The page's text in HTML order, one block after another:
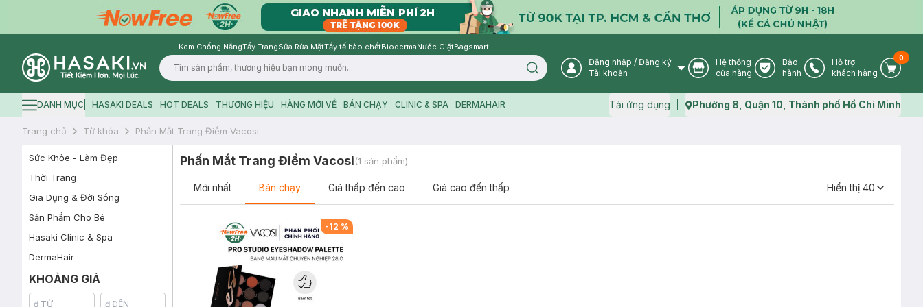
Kem Chống NắngTẩy TrangSữa Rửa MặtTẩy tế bào chếtBiodermaNước GiặtBagsmart
Logo
Search icon User Icon
Đăng nhập / Đăng ký
Tài khoản
Store Icon
Hệ thống
cửa hàng
Warranty Icon
Bảo
hành
Phone Icon
Hỗ trợ
khách hàng
Cart
0
Hamburger icon
DANH MỤC HASAKI DEALS HOT DEALS THƯƠNG HIỆU HÀNG MỚI VỀ BÁN CHẠY CLINIC & SPA DERMAHAIR Tải ứng dụng Map icon
Phường 8, Quận 10, Thành phố Hồ Chí Minh
Trang chủ Từ khóa Phấn Mắt Trang Điểm Vacosi
Sức Khỏe - Làm Đẹp
Thời Trang
Gia Dụng & Đời Sống
Sản Phẩm Cho Bé
Hasaki Clinic & Spa
DermaHair
KHOẢNG GIÁ
Phấn Mắt Trang Điểm Vacosi(1 sản phẩm)
Mới nhất Bán chạy Giá thấp đến cao Giá cao đến thấp Hiển thị 40
-12 %